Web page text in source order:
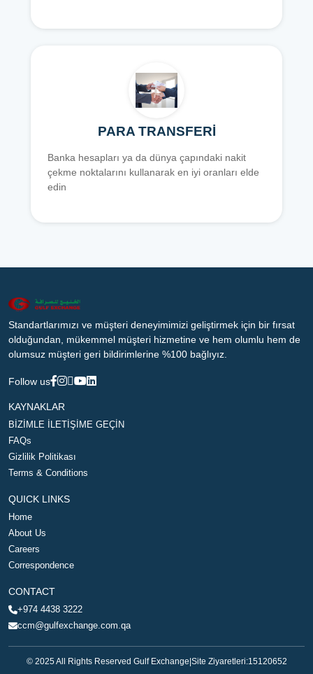
PARA TRANSFERİ
Banka hesapları ya da dünya çapındaki nakit
çekme noktalarını kullanarak en iyi oranları elde
edin
Standartlarımızı ve müşteri deneyimimizi geliştirmek için bir fırsat
olduğundan, mükemmel müşteri hizmetine ve hem olumlu hem de
olumsuz müşteri geri bildirimlerine %100 bağlıyız.
Follow us
KAYNAKLAR
BİZİMLE İLETİŞİME GEÇİN
FAQs
Gizlilik Politikası
Terms & Conditions
QUICK LINKS
Home
About Us
Careers
Correspondence
CONTACT
+974 4438 3222
ccm@gulfexchange.com.qa
© 2025 All Rights Reserved Gulf Exchange Site Ziyaretleri:15120652